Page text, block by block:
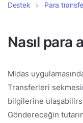
Destek Para
Nasıl para
Midas
Transferleri
bilgilerine
Göndereceğin